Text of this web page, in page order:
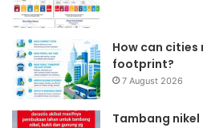
How can
footprint?
7 August 2026
Tambang